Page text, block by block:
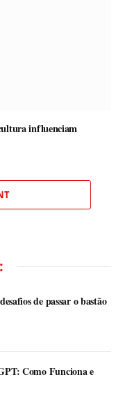
influenciam
de passar o bastão
Como Funciona e